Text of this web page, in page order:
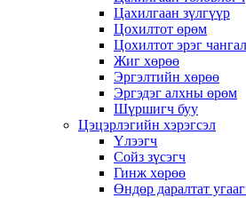
Цахилгаан зүлгүүр
Цохилтот өрөм
Цохилтот эрэг
Жиг хөрөө
Эргэлтийн хөрөө
Эргэдэг алхны өрөм
Шүршигч буу
Цэцэрлэгийн хэрэгсэл
Үлээгч
Сойз зүсэгч
Гинж хөрөө
Өндөр даралтат